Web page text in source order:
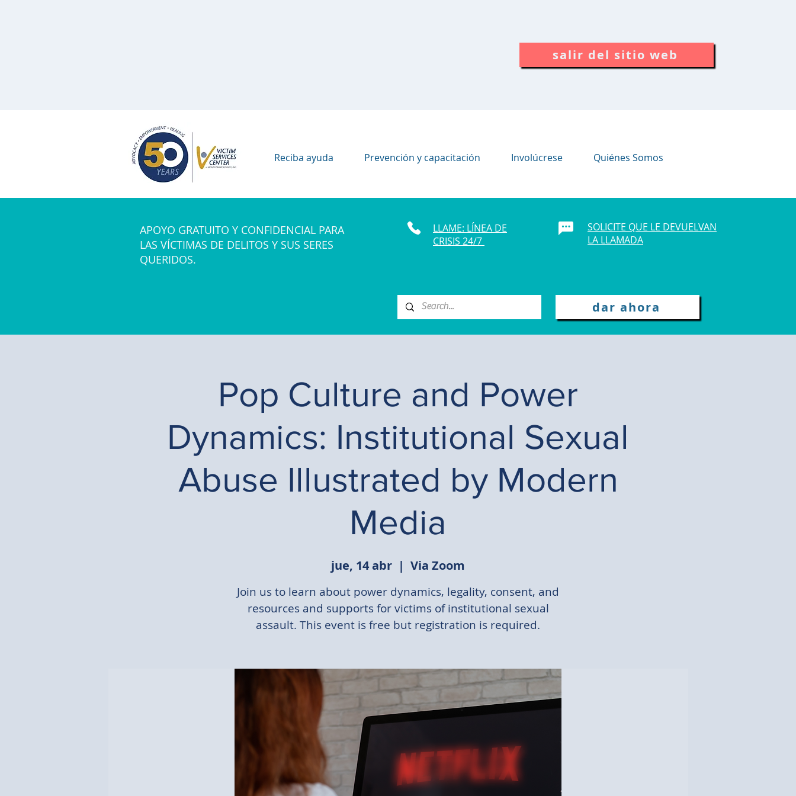
salir del sitio web
Reciba ayuda Prevención y capacitación Involúcrese Quiénes Somos
APOYO GRATUITO Y CONFIDENCIAL PARA
LAS VÍCTIMAS DE DELITOS Y SUS SERES
QUERIDOS.
LLAME: LÍNEA DE
CRISIS 24/7
SOLICITE QUE LE DEVUELVAN
LA LLAMADA
dar ahora
Pop Culture and Power
Dynamics: Institutional Sexual
Abuse Illustrated by Modern
Media
jue, 14 abr
  |
Via Zoom
Join us to learn about power dynamics, legality, consent, and
resources and supports for victims of institutional sexual
assault. This event is free but registration is required.